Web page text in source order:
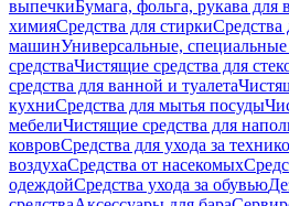
выпечкиБумага, фольга, рукава для
химияСредства для стиркиСредства
машинУниверсальные,
средстваЧистящие средства для
средства для ванной и туалета
кухниСредства для мытья посуды
мебелиЧистящие средства для
ковровСредства для ухода за
воздухаСредства от насекомых
одеждойСредства ухода за обувью